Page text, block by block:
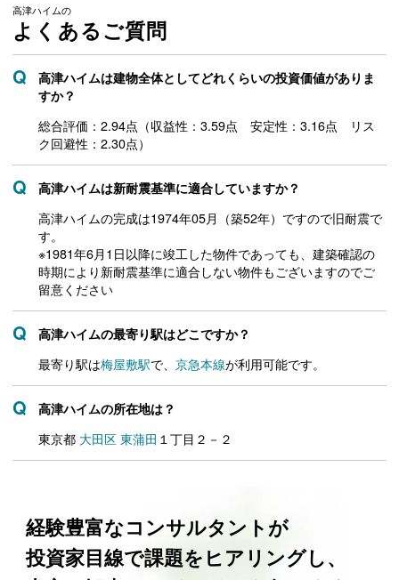
高津ハイムの
よくあるご質問
高津ハイムは建物全体としてどれくらいの投資価値がありま
すか？
総合評価：2.94点（収益性：3.59点 安定性：3.16点 リス
ク回避性：2.30点）
高津ハイムは新耐震基準に適合していますか？
高津ハイムの完成は1974年05月（築52年）ですので旧耐震で
す。
※1981年6月1日以降に竣工した物件であっても、建築確認の
時期により新耐震基準に適合しない物件もございますのでご
留意ください
高津ハイムの最寄り駅はどこですか？
最寄り駅は梅屋敷駅で、 京急本線が利用可能です。
高津ハイムの所在地は？
東京都 大田区 東蒲田 １丁目２－２
経験豊富なコンサルタントが
投資家目線で課題をヒアリングし、